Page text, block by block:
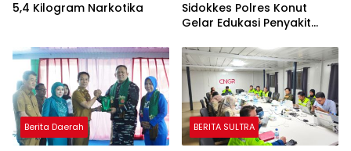
5,4 Kilogram Narkotika
Sidokkes Polres Konut
Gelar Edukasi Penyakit
Personil
Berita Daerah BERITA SULTRA